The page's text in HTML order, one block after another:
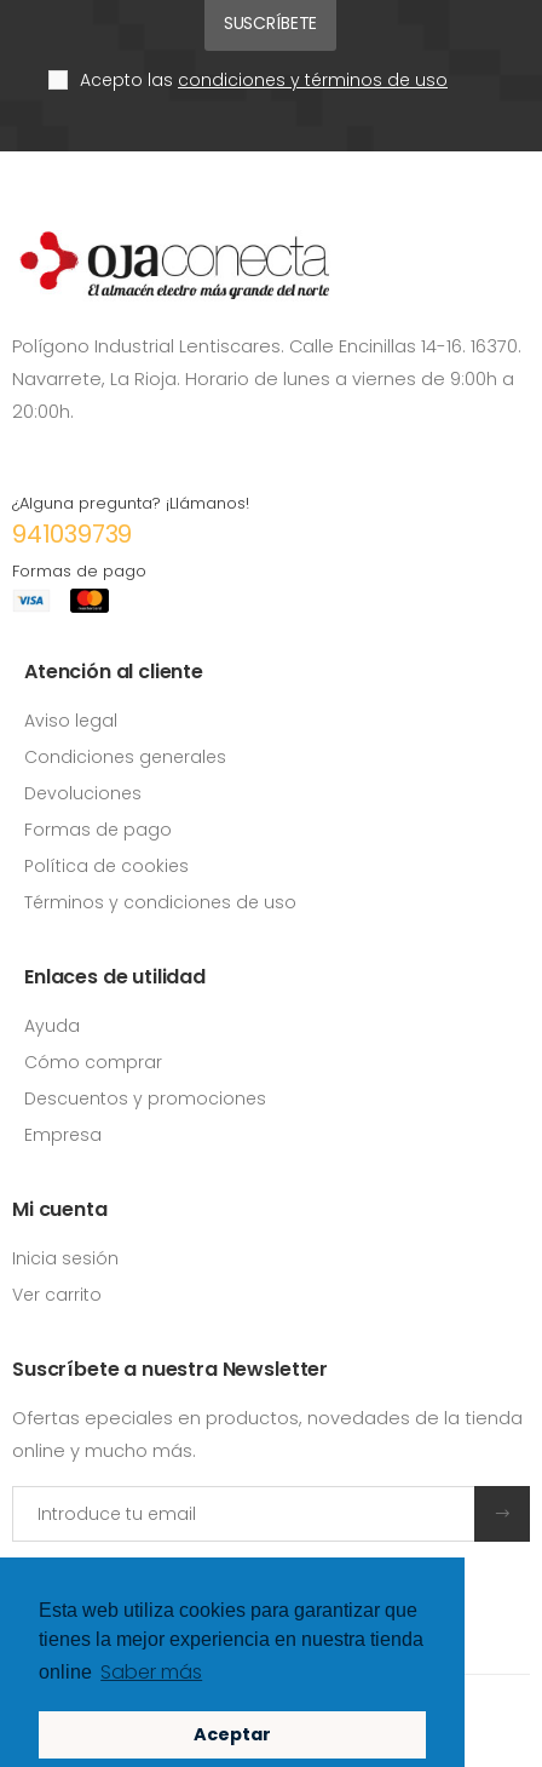
Esta web utiliza cookies para garantizar que
tienes la mejor experiencia en nuestra tienda
online Saber más
Aceptar
SUSCRÍBETE
Acepto las condiciones y términos de uso
Polígono Industrial Lentiscares. Calle Encinillas 14-16. 16370.
Navarrete, La Rioja. Horario de lunes a viernes de 9:00h a
20:00h.
¿Alguna pregunta? ¡Llámanos!
941039739
Formas de pago
Atención al cliente
Aviso legal
Condiciones generales
Devoluciones
Formas de pago
Política de cookies
Términos y condiciones de uso
Enlaces de utilidad
Ayuda
Cómo comprar
Descuentos y promociones
Empresa
Mi cuenta
Inicia sesión
Ver carrito
Suscríbete a nuestra Newsletter
Ofertas epeciales en productos, novedades de la tienda
online y mucho más.
©Hexer- All rights Reserved